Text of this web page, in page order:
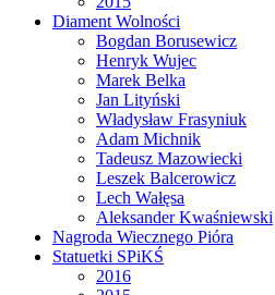
Diament Wolności
Bogdan Borusewicz
Henryk Wujec
Marek Belka
Jan Lityński
Władysław Frasyniuk
Adam Michnik
Tadeusz Mazowiecki
Leszek Balcerowicz
Lech Wałęsa
Aleksander Kwaśniewski
Nagroda Wiecznego Pióra
Statuetki SPiKŚ
2016